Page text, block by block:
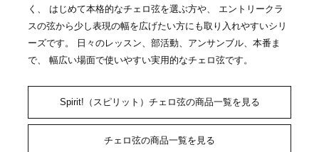
く、 はじめて本格的なチェロ弦を選ぶ方や、 エントリークラ
スの弦から少し表現の幅を広げたい方にも取り入れやすいシリ
ーズです。 日々のレッスン、部活動、アンサンブル、本番ま
で、 幅広い場面で使いやすい実用的なチェロ弦です。
Spirit!（スピリット）チェロ弦の商品一覧を見る
チェロ弦の商品一覧を見る